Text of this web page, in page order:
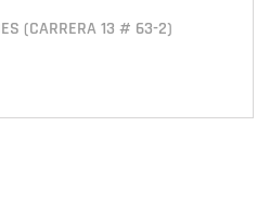
(CARRERA 13 # 63-2)